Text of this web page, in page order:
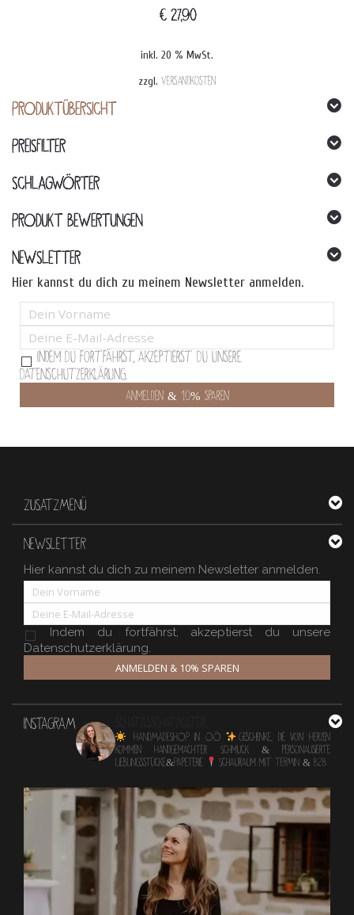
€27,90
inkl. 20 % MwSt.
zzgl. Versandkosten
PRODUKTÜBERSICHT
PREISFILTER
SCHLAGWÖRTER
PRODUKT BEWERTUNGEN
NEWSLETTER
Hier kannst du dich zu meinem Newsletter anmelden.
Indem Du fortfährst, akzeptierst Du unsere
Datenschutzerklärung.
ZUSATZMENÜ
NEWSLETTER
Hier kannst du dich zu meinem Newsletter anmelden.
Indem du fortfährst, akzeptierst du unsere
Datenschutzerklärung.
ANMELDEN & 10% SPAREN
INSTAGRAM
HANDMADESHOP in OÖ
Geschenke, die von Herzen
kommen Handgemachter Schmuck & personalisierte
Lieblingsstücke&Papeterie
Schauraum mit TERMIN & B2B